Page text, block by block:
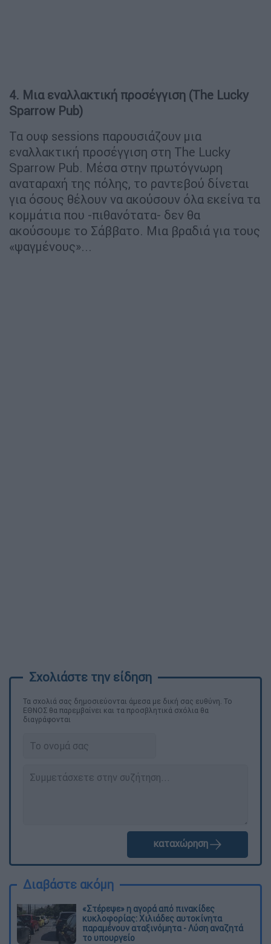
4. Μια εναλλακτική προσέγγιση (The Lucky
Sparrow Pub)
Τα ουφ sessions παρουσιάζουν μια
εναλλακτική προσέγγιση στη The Lucky
Sparrow Pub. Μέσα στην πρωτόγνωρη
αναταραχή της πόλης, το ραντεβού δίνεται
για όσους θέλουν να ακούσουν όλα εκείνα τα
κομμάτια που -πιθανότατα- δεν θα
ακούσουμε το Σάββατο. Μια βραδιά για τους
«ψαγμένους»...
Τα σχολιά σας δημοσιεύονται άμεσα με δική σας ευθύνη. Το
ΕΘΝΟΣ θα παρεμβαίνει και τα προσβλητικά σχόλια θα
διαγράφονται
καταχώρηση
Διαβάστε ακόμη
«Στέρεψε» η αγορά από πινακίδες
κυκλοφορίας: Χιλιάδες αυτοκίνητα
παραμένουν αταξινόμητα - Λύση αναζητά
το υπουργείο